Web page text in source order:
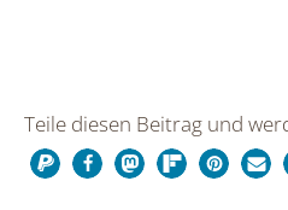
Teile diesen Beitrag und